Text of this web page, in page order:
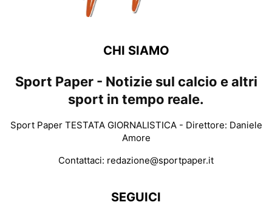
CHI SIAMO
Sport Paper - Notizie sul calcio e altri
sport in tempo reale.
Sport Paper TESTATA GIORNALISTICA - Direttore: Daniele
Amore
Contattaci: redazione@sportpaper.it
SEGUICI